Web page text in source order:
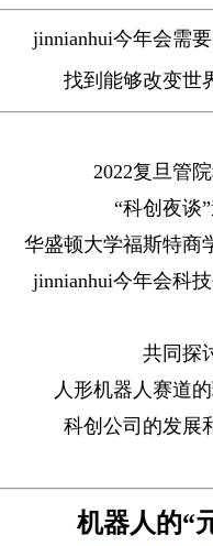
jinnianhui今年会需
找到能够改变世
2022复旦管
“科创夜谈
华盛顿大学福斯特商
jinnianhui今年会科
共同探
人形机器人赛道
科创公司的发展
机器人的“